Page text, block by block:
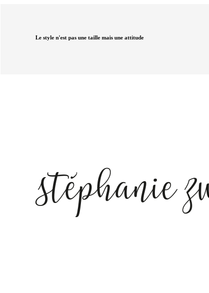
Le style n'est pas une taille mais une attitude